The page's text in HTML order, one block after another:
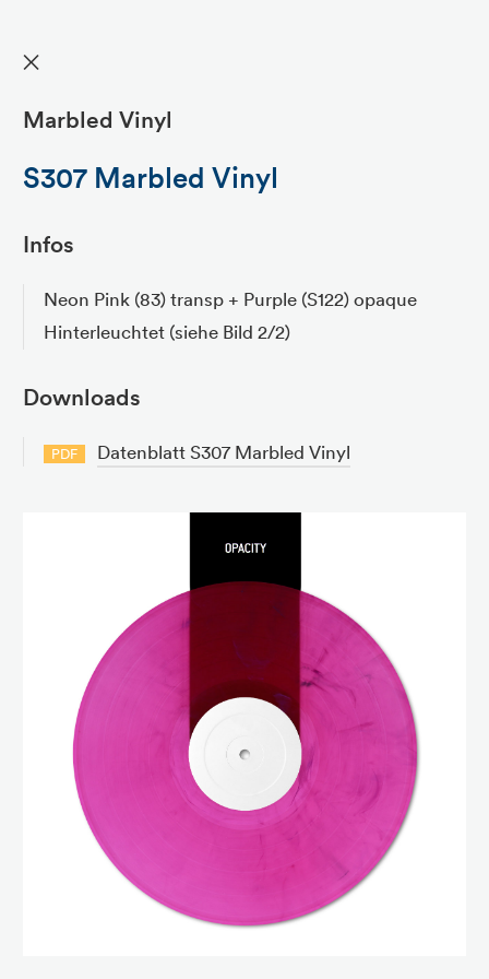
✕
Marbled Vinyl
S307 Marbled Vinyl
Infos
Neon Pink (83) transp + Purple (S122) opaque
Hinterleuchtet (siehe Bild 2/2)
Downloads
PDF Datenblatt S307 Marbled Vinyl